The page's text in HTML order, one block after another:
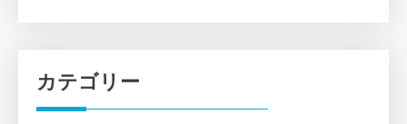
カテゴリー